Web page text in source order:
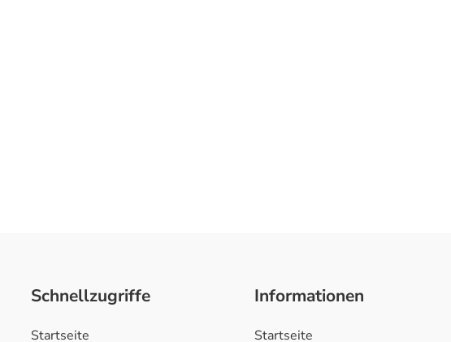
Schnellzugriffe
Startseite
Informationen
Startseite